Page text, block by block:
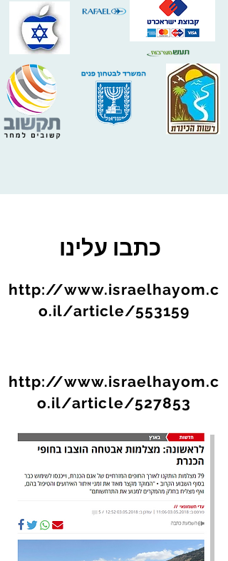
http://www.israelhayom.c
o.il/article/553159
כתבו עלינו​
http://www.israelhayom.c
o.il/article/527853